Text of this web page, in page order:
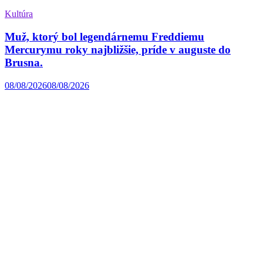
Kultúra
Muž, ktorý bol legendárnemu Freddiemu
Mercurymu roky najbližšie, príde v auguste do
Brusna.
08/08/202608/08/2026